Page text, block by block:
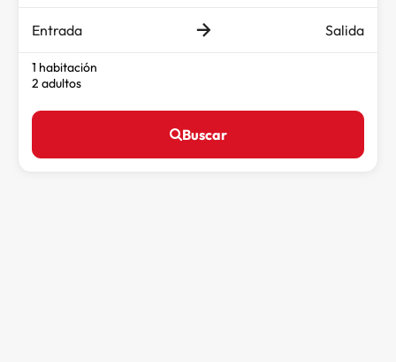
Entrada Salida
1 habitación
2 adultos
Buscar